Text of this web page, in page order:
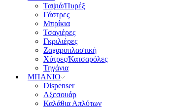
Ταψιά/Πυρέξ
Γάστρες
Μπρίκια
Τσαγιέρες
Γκριλιέρες
Ζαχαροπλαστική
Χύτρες/Κατσαρόλες
Τηγάνια
ΜΠΑΝΙΟ
Dispenser
Αξεσουάρ
Καλάθια Απλύτων